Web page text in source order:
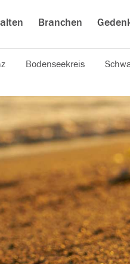
Branchen
Bodenseekreis